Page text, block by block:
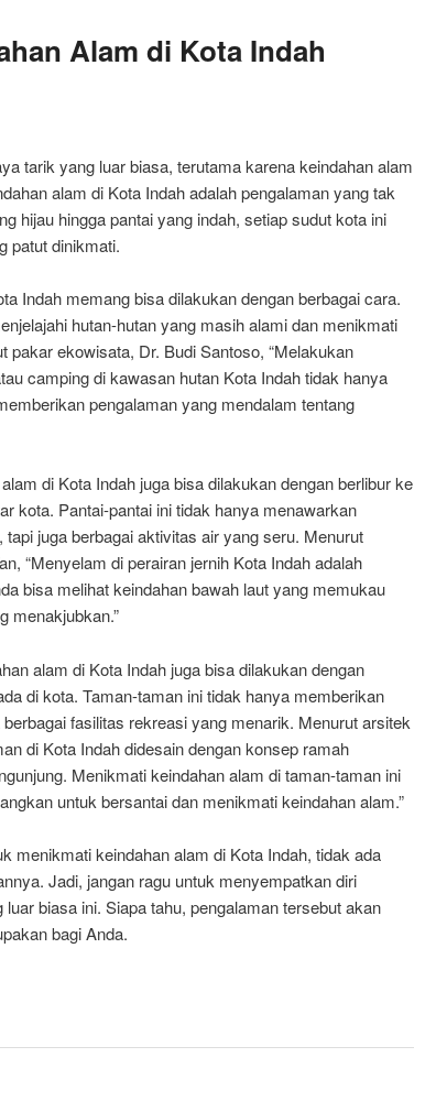
Alam di Kota Indah
tarik yang luar biasa, terutama karena keindahan alam
alam di Kota Indah adalah pengalaman yang tak
hijau hingga pantai yang indah, setiap sudut kota ini
patut dinikmati.
Indah memang bisa dilakukan dengan berbagai cara.
hutan-hutan yang masih alami dan menikmati
pakar ekowisata, Dr. Budi Santoso, “Melakukan
camping di kawasan hutan Kota Indah tidak hanya
pengalaman yang mendalam tentang
di Kota Indah juga bisa dilakukan dengan berlibur ke
kota. Pantai-pantai ini tidak hanya menawarkan
juga berbagai aktivitas air yang seru. Menurut
“Menyelam di perairan jernih Kota Indah adalah
bisa melihat keindahan bawah laut yang memukau
menakjubkan.”
alam di Kota Indah juga bisa dilakukan dengan
di kota. Taman-taman ini tidak hanya memberikan
fasilitas rekreasi yang menarik. Menurut arsitek
di Kota Indah didesain dengan konsep ramah
Menikmati keindahan alam di taman-taman ini
untuk bersantai dan menikmati keindahan alam.”
menikmati keindahan alam di Kota Indah, tidak ada
Jadi, jangan ragu untuk menyempatkan diri
biasa ini. Siapa tahu, pengalaman tersebut akan
bagi Anda.